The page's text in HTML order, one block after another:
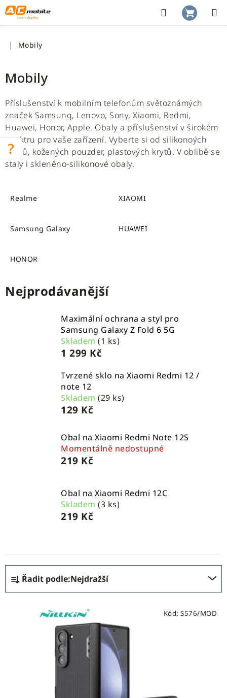
Přejít
na
obsah
Hledat
DomůMobily
Mobily
Příslušenství k mobilním telefonům světoznámých
značek Samsung, Lenovo, Sony, Xiaomi, Redmi,
Huawei, Honor, Apple. Obaly a příslušenství v širokém
spektru pro vaše zařízení. Vyberte si od silikonoých
obalů, kožených pouzder, plastových krytů. V oblibě se
staly i skleněno-silikonové obaly.
Realme XIAOMI
Samsung Galaxy HUAWEI
HONOR
Nejprodávanější
Maximální ochrana a styl pro
Samsung Galaxy Z Fold 6 5G
Skladem (1 ks)
1 299 Kč
Tvrzené sklo na Xiaomi Redmi 12 /
note 12
Skladem (29 ks)
129 Kč
Obal na Xiaomi Redmi Note 12S
Momentálně nedostupné
219 Kč
Obal na Xiaomi Redmi 12C
Skladem (3 ks)
219 Kč
Ř
a
z
Řadit podle:Nejdražší
Kód: S576/MOD